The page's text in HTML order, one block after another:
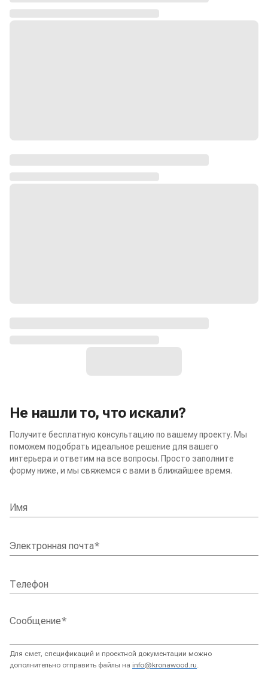
Не нашли то, что искали?
Получите бесплатную консультацию по вашему проекту. Мы
поможем подобрать идеальное решение для вашего
интерьера и ответим на все вопросы. Просто заполните
форму ниже, и мы свяжемся с вами в ближайшее время.
Имя
Электронная почта*
Телефон
Сообщение*
Для смет, спецификаций и проектной документации можно
дополнительно отправить файлы на info@kronawood.ru